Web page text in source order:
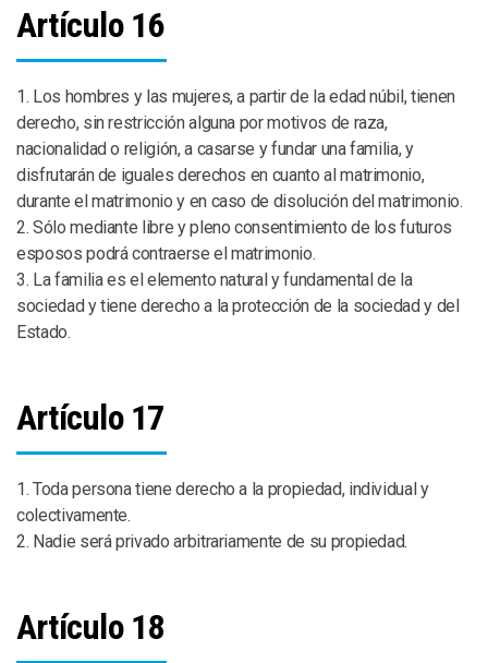
Artículo 16
1. Los hombres y las mujeres, a partir de la edad núbil, tienen
derecho, sin restricción alguna por motivos de raza,
nacionalidad o religión, a casarse y fundar una familia, y
disfrutarán de iguales derechos en cuanto al matrimonio,
durante el matrimonio y en caso de disolución del matrimonio.
2. Sólo mediante libre y pleno consentimiento de los futuros
esposos podrá contraerse el matrimonio.
3. La familia es el elemento natural y fundamental de la
sociedad y tiene derecho a la protección de la sociedad y del
Estado.
Artículo 17
1. Toda persona tiene derecho a la propiedad, individual y
colectivamente.
2. Nadie será privado arbitrariamente de su propiedad.
Artículo 18